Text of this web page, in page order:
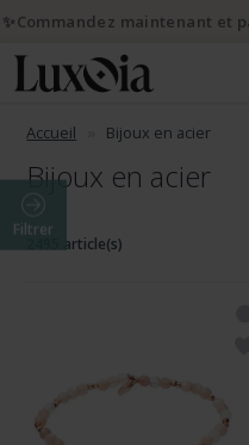
Accueil Bijoux en acier
Bijoux en acier
Filtrer
2495 article(s)
✨Commandez maintenant et